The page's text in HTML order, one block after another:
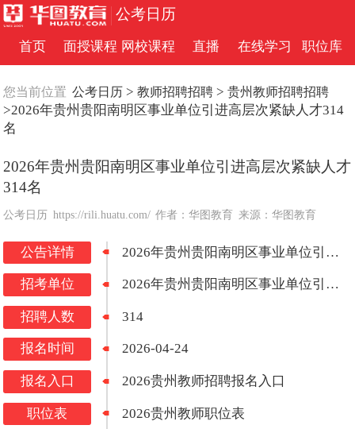
公考日历
首页 面授课程 网校课程 直播 在线学习 职位库
您当前位置 公考日历> 教师招聘招聘> 贵州教师招聘招聘
>2026年贵州贵阳南明区事业单位引进高层次紧缺人才314
名
2026年贵州贵阳南明区事业单位引进高层次紧缺人才
314名
公考日历 https://rili.huatu.com/ 作者：华图教育 来源：华图教育
公告详情
招考单位
招聘人数
报名时间
报名入口
职位表
2026年贵州贵阳南明区事业单位引进高层次紧缺人才314名
2026年贵州贵阳南明区事业单位引进高层次紧缺人才314名
314
2026-04-24
2026贵州教师招聘报名入口
2026贵州教师职位表